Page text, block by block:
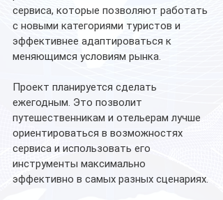
сервиса, которые позволяют работать
с новыми категориями туристов и
эффективнее адаптироваться к
меняющимся условиям рынка.
Проект планируется сделать
ежегодным. Это позволит
путешественникам и отельерам лучше
ориентироваться в возможностях
сервиса и использовать его
инструменты максимально
эффективно в самых разных сценариях.